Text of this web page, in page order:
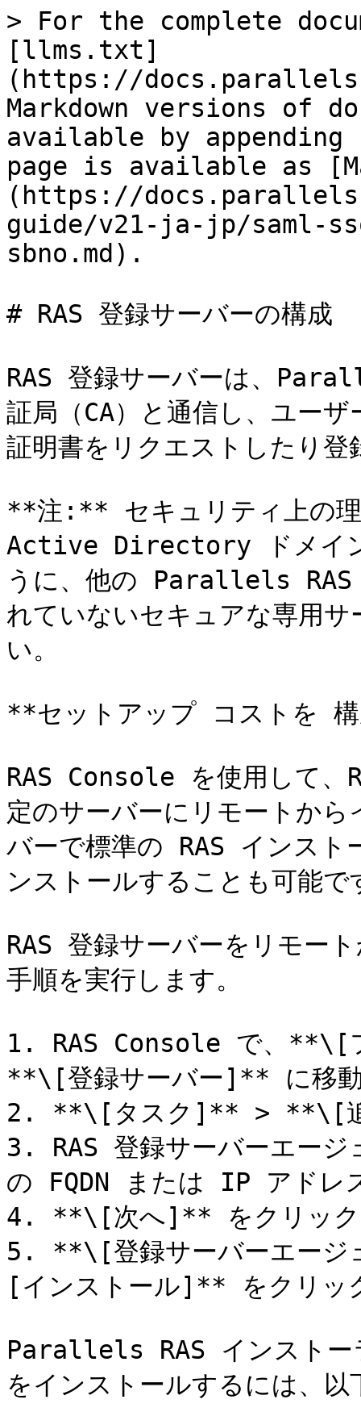
> For the complete
[llms.txt]
(https://
Markdown versions of
available by
page is available as
(https://
guide/v21-ja-jp/saml-
sbno.md).
# RAS 登録サーバーの構成
RAS 登録サーバーは、
証局（CA）と通信し、ユー
証明書をリクエストしたり
**注:** セキュリティ上の理
Active Directory ドメイン
うに、他の Parallels RAS
れていないセキュアな専用
い。
**セットアップ コストを
RAS Console を使用して、
定のサーバーにリモートか
バーで標準の RAS インスト
ンストールすることも可能で
RAS 登録サーバーをリモー
手順を実行します。
1. RAS Console で、
**\[登録サーバー]** に移動
2. **\[タスク]** > **\[追
3. RAS 登録サーバーエージ
の FQDN または IP アドレ
4. **\[次へ]** をクリック
5. **\[登録サーバーエー
[インストール]** をクリッ
Parallels RAS インストー
をインストールするには、